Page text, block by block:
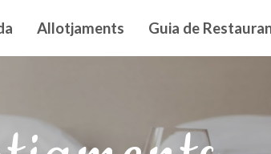
Allotjaments Guia de